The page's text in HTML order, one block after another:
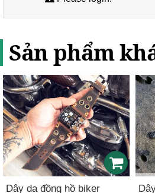
Sản phẩm
Dây da đồng hồ biker